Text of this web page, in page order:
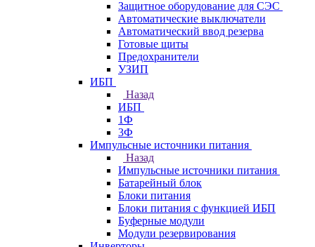
Защитное оборудование для СЭС
Автоматические выключатели
Автоматический ввод резерва
Готовые щиты
Предохранители
УЗИП
ИБП
Назад
ИБП
1Ф
3Ф
Импульсные источники питания
Назад
Импульсные источники питания
Батарейный блок
Блоки питания
Блоки питания с функцией ИБП
Буферные модули
Модули резервирования